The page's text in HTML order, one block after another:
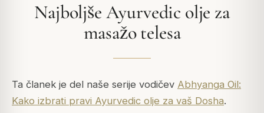
Najboljše Ayurvedic olje za
masažo telesa
Ta članek je del naše serije vodičev Abhyanga Oil:
Kako izbrati pravi Ayurvedic olje za vaš Dosha.